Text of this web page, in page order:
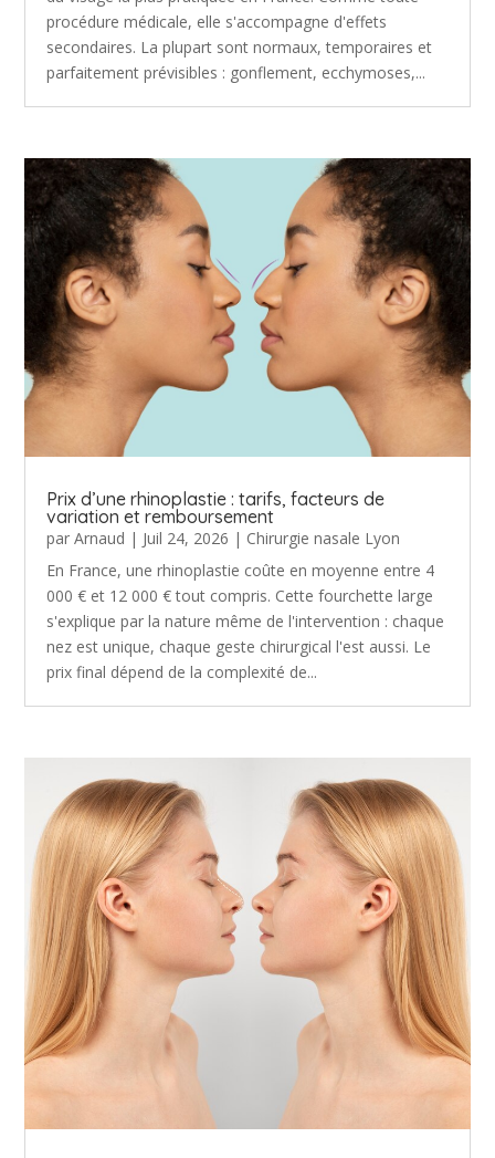
procédure médicale, elle s'accompagne d'effets
secondaires. La plupart sont normaux, temporaires et
parfaitement prévisibles : gonflement, ecchymoses,...
Prix d’une rhinoplastie : tarifs, facteurs de
variation et remboursement
parArnaud | Juil 24, 2026 | Chirurgie nasale Lyon
En France, une rhinoplastie coûte en moyenne entre 4
000 € et 12 000 € tout compris. Cette fourchette large
s'explique par la nature même de l'intervention : chaque
nez est unique, chaque geste chirurgical l'est aussi. Le
prix final dépend de la complexité de...